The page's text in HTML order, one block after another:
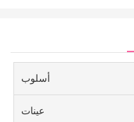
أسلوب
عينات